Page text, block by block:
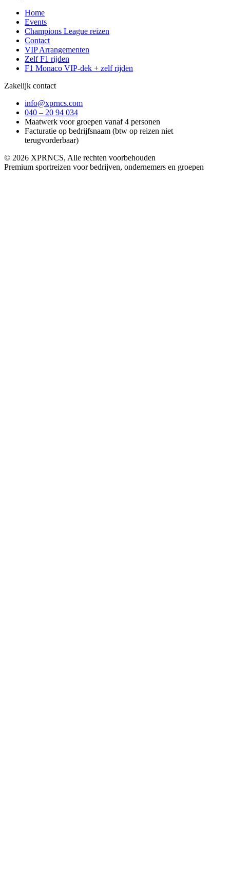
Home
Events
Champions League reizen
Contact
VIP Arrangementen
Zelf F1 rijden
F1 Monaco VIP-dek + zelf rijden
Zakelijk contact
info@xprncs.com
040 – 20 94 034
Maatwerk voor groepen vanaf 4 personen
Facturatie op bedrijfsnaam (btw op reizen niet
terugvorderbaar)
© 2026 XPRNCS, Alle rechten voorbehouden
Premium sportreizen voor bedrijven, ondernemers en groepen